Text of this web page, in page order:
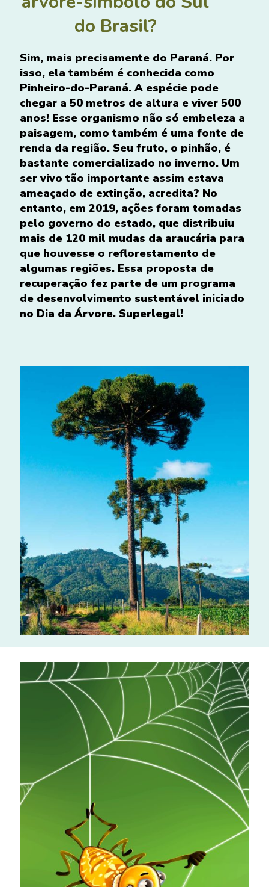
do Brasil?
Sim, mais precisamente do Paraná. Por
isso, ela também é conhecida como
Pinheiro-do-Paraná. A espécie pode
chegar a 50 metros de altura e viver 500
anos! Esse organismo não só embeleza a
paisagem, como também é uma fonte de
renda da região. Seu fruto, o pinhão, é
bastante comercializado no inverno. Um
ser vivo tão importante assim estava
ameaçado de extinção, acredita? No
entanto, em 2019, ações foram tomadas
pelo governo do estado, que distribuiu
mais de 120 mil mudas da araucária para
que houvesse o reflorestamento de
algumas regiões. Essa proposta de
recuperação fez parte de um programa
de desenvolvimento sustentável iniciado
no Dia da Árvore. Superlegal!